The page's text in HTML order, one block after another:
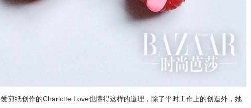
剪纸创作的Charlotte Love也懂得这样的道理，除了平时工作上的创造外，她